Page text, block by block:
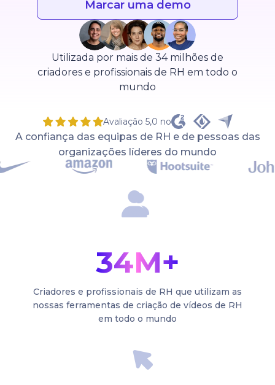
Marcar uma demo
Utilizada por mais de 34 milhões de
criadores e profissionais de RH em todo o
mundo
Avaliação 5,0 no
A confiança das equipas de RH e de pessoas das
organizações líderes do mundo
34M+
Criadores e profissionais de RH que utilizam as
nossas ferramentas de criação de vídeos de RH
em todo o mundo